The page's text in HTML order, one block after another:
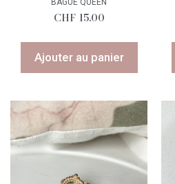
CHF15.00
Ajouter au panier